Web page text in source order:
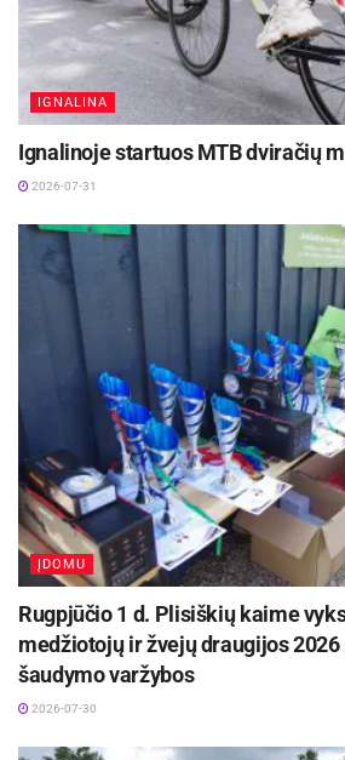
IGNALINA
Ignalinoje startuos MTB dviračių
2026-07-31
ĮDOMU
Rugpjūčio 1 d. Plisiškių kaime
medžiotojų ir žvejų draugijos
šaudymo varžybos
2026-07-30